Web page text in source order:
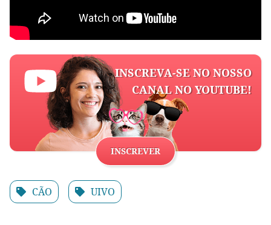
INSCREVA-SE NO NOSSO
CANAL NO YOUTUBE!
INSCREVER
CÃO UIVO